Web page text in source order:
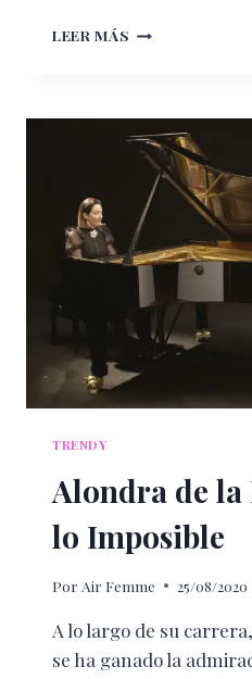
LEER MÁS ORDENA
HAZLO
SMART
TRENDY
Alondra de
lo Imposible
Por Air Femme 25/08/2020
A lo largo de su
se ha ganado la